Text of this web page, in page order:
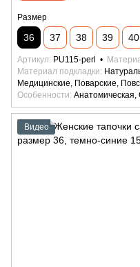
Размер
36 37 38 39 40
Артикул PU115-perl
Материал подкладки
Медицинские, Поварские,
Особенности Анатомическая,
Видео